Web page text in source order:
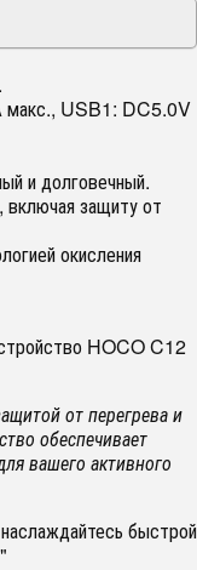
макс., USB1: DC5.0V
и долговечный.
защиту от
окисления
HOCO C12
от перегрева и
обеспечивает
вашего активного
быстрой